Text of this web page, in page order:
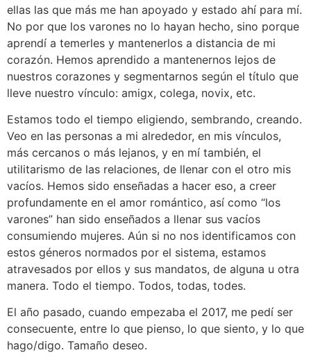
ellas las que más me han apoyado y estado ahí para mí.
No por que los varones no lo hayan hecho, sino porque
aprendí a temerles y mantenerlos a distancia de mi
corazón. Hemos aprendido a mantenernos lejos de
nuestros corazones y segmentarnos según el título que
lleve nuestro vínculo: amigx, colega, novix, etc.
Estamos todo el tiempo eligiendo, sembrando, creando.
Veo en las personas a mi alrededor, en mis vínculos,
más cercanos o más lejanos, y en mí también, el
utilitarismo de las relaciones, de llenar con el otro mis
vacíos. Hemos sido enseñadas a hacer eso, a creer
profundamente en el amor romántico, así como “los
varones” han sido enseñados a llenar sus vacíos
consumiendo mujeres. Aún si no nos identificamos con
estos géneros normados por el sistema, estamos
atravesados por ellos y sus mandatos, de alguna u otra
manera. Todo el tiempo. Todos, todas, todes.
El año pasado, cuando empezaba el 2017, me pedí ser
consecuente, entre lo que pienso, lo que siento, y lo que
hago/digo. Tamaño deseo.